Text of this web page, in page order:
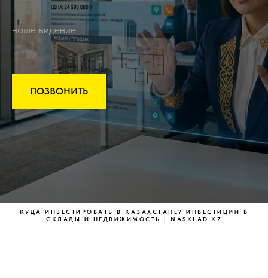
наше видение
ПОЗВОНИТЬ
КУДА ИНВЕСТИРОВАТЬ В КАЗАХСТАНЕ? ИНВЕСТИЦИИ В
СКЛАДЫ И НЕДВИЖИМОСТЬ | NASKLAD.KZ